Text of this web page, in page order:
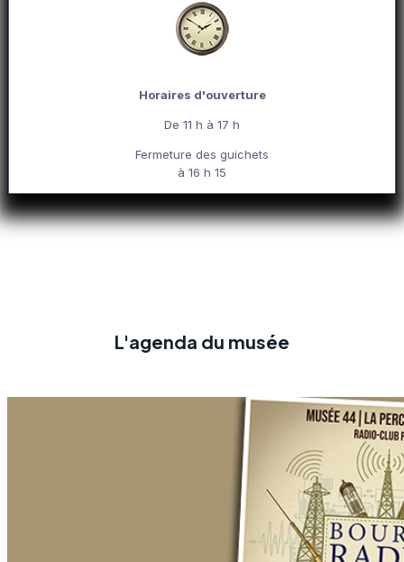
Horaires d'ouverture
De 11 h à 17 h
Fermeture des guichets
à 16 h 15
L'agenda du musée